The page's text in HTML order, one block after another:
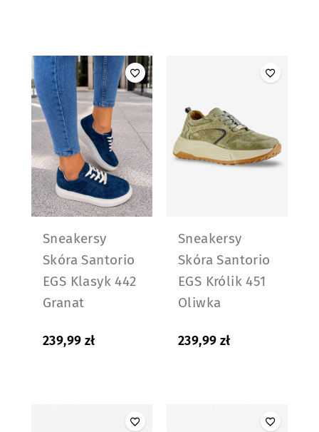
Sneakersy
Skóra Santorio
EGS Klasyk 442
Granat
239,99 zł
Sneakersy
Skóra Santorio
EGS Królik 451
Oliwka
239,99 zł